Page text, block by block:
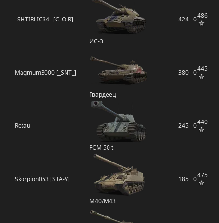
_SHTIRLIC34_ [C_O-R]
ИС-3
424 0486
Magmum3000 [_SNT_]
Гвардеец
380 0445
Retau
FCM 50 t
245 0440
Skorpion053 [STA-V]
M40/M43
185 0475